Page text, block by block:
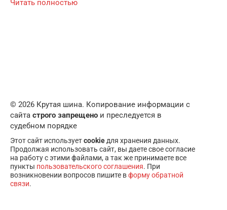
Читать полностью
© 2026 Крутая шина. Копирование информации с
сайта строго запрещено и преследуется в
судебном порядке
Этот сайт используетcookie для хранения данных.
Продолжая использовать сайт, вы даете свое согласие
на работу с этими файлами, а так же принимаете все
пункты пользовательского соглашения. При
возникновении вопросов пишите вформу обратной
связи.